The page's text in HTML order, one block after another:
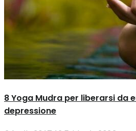
8 Yoga Mudra per liberarsi da
depressione